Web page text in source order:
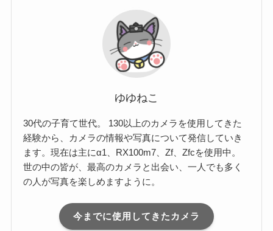
ゆゆねこ
30代の子育て世代。 130以上のカメラを使用してきた
経験から、カメラの情報や写真について発信していき
ます。現在は主にα1、RX100m7、Zf、Zfcを使用中。
世の中の皆が、最高のカメラと出会い、一人でも多く
の人が写真を楽しめますように。
今までに使用してきたカメラ